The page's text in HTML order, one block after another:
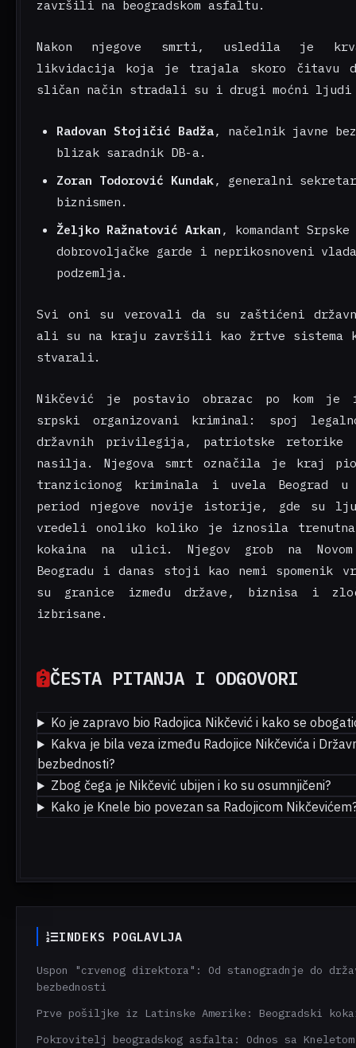
završili na beogradskom asfaltu.
Nakon njegove smrti, usledila je
likvidacija koja je trajala skoro čitavu
sličan način stradali su i drugi moćni ljudi
Radovan Stojičić Badža, načelnik javne
blizak saradnik DB-a.
Zoran Todorović Kundak, generalni
biznismen.
Željko Ražnatović Arkan , komandant Srpske
dobrovoljačke garde i neprikosnoveni
podzemlja.
Svi oni su verovali da su zaštićeni
ali su na kraju završili kao žrtve sistema
stvarali.
Nikčević je postavio obrazac po kom je
srpski organizovani kriminal: spoj
državnih privilegija, patriotske retorike
nasilja. Njegova smrt označila je kraj
tranzicionog kriminala i uvela Beograd u
period njegove novije istorije, gde su
vredeli onoliko koliko je iznosila trenutna
kokaina na ulici. Njegov grob na
Beogradu i danas stoji kao nemi spomenik
su granice između države, biznisa i
izbrisane.
ČESTA PITANJA I ODGOVORI
Ko je zapravo bio Radojica Nikčević i kako se
Kakva je bila veza između Radojice Nikčevića i
bezbednosti?
Zbog čega je Nikčević ubijen i ko su osumnjičeni?
Kako je Knele bio povezan sa Radojicom
INDEKS POGLAVLJA
Uspon "crvenog direktora": Od stanogradnje do
bezbednosti
Prve pošiljke iz Latinske Amerike: Beogradski
Pokrovitelj beogradskog asfalta: Odnos sa